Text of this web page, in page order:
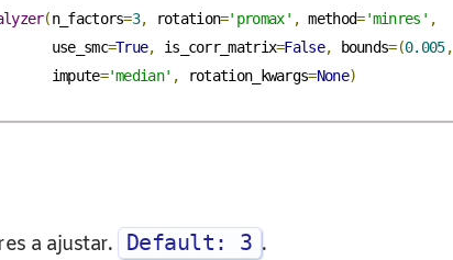
(n_factors=3, rotation='promax' , method='minres' ,
                                               use_smc
=True, is_corr_matrix=False, bounds=(0.005,
                                               impute
='median' , rotation_kwargs=None)
a ajustar.
Default: 3 .